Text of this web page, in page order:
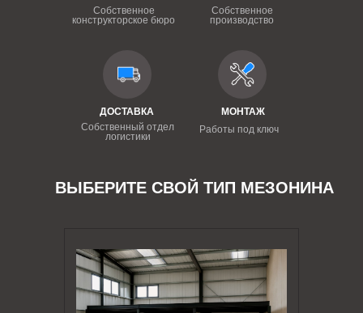
Собственное
конструкторское бюро
Собственное
производство
ДОСТАВКА
Собственный отдел
логистики
МОНТАЖ
Работы под ключ
ВЫБЕРИТЕ СВОЙ ТИП МЕЗОНИНА